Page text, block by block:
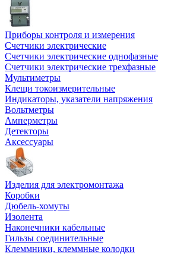
Приборы контроля и измерения
Счетчики электрические
Счетчики электрические однофазные
Счетчики электрические трехфазные
Мультиметры
Клещи токоизмерительные
Индикаторы, указатели напряжения
Вольтметры
Амперметры
Детекторы
Аксессуары
Изделия для электромонтажа
Коробки
Дюбель-хомуты
Изолента
Наконечники кабельные
Гильзы соединительные
Клеммники, клеммные колодки